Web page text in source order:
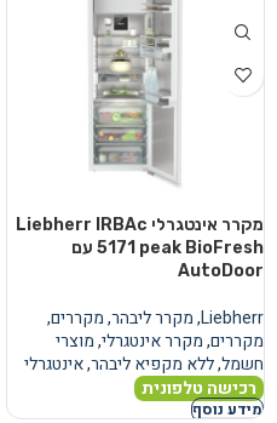
מקרר אינטגרלי Liebherr IRBAc
5171 peak BioFresh עם
AutoDoor
Liebherr
,מקרר ליבהר,מקררים,
מקררים,מקרר אינטגרלי,מוצרי
חשמל,ללא מקפיא ליבהר,אינטגרלי
רכישה טלפונית
מידע נוסף